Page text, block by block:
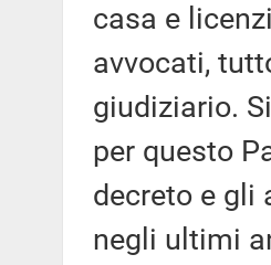
casa e
avvocati,
giudiziario.
per questo
decreto e gli
negli ultimi